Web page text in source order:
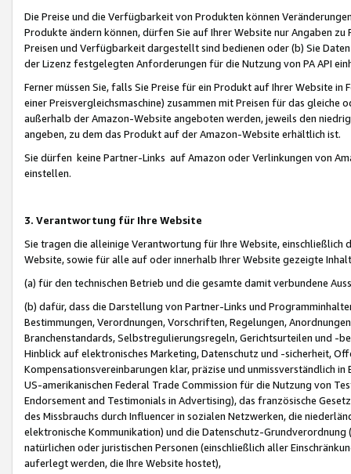
Die Preise und die Verfügbarkeit von Produkten können
Produkte ändern können, dürfen Sie auf Ihrer Website nur Angaben
Preisen und Verfügbarkeit dargestellt sind bedienen oder (b) Sie
der Lizenz festgelegten Anforderungen für die Nutzung von PA API
Ferner müssen Sie, falls Sie Preise für ein Produkt auf Ihrer Website
einer Preisvergleichsmaschine) zusammen mit Preisen für das
außerhalb der Amazon-Website angeboten werden, jeweils den
angeben, zu dem das Produkt auf der Amazon-Website erhältlich ist.
Sie dürfen keine Partner-Links auf Amazon oder Verlinkungen von
einstellen.
3. Verantwortung für Ihre Website
Sie tragen die alleinige Verantwortung für Ihre Website,
Website, sowie für alle auf oder innerhalb Ihrer Website gezeigte
(a) für den technischen Betrieb und die gesamte damit verbundene
(b) dafür, dass die Darstellung von Partner-Links und
Bestimmungen, Verordnungen, Vorschriften, Regelungen,
Branchenstandards, Selbstregulierungsregeln, Gerichtsurteilen und -
Hinblick auf elektronisches Marketing, Datenschutz und -sicherheit,
Kompensationsvereinbarungen klar, präzise und unmissverständlich
US-amerikanischen Federal Trade Commission für die Nutzung von
Endorsement and Testimonials in Advertising), das französische
des Missbrauchs durch Influencer in sozialen Netzwerken, die
elektronische Kommunikation) und die Datenschutz-
natürlichen oder juristischen Personen (einschließlich aller
auferlegt werden, die Ihre Website hostet),